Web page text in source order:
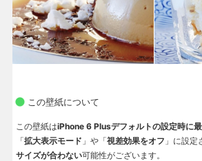
この壁紙について
この壁紙はiPhone 6 Plusデフォルトの設定時に
「拡大表示モード 」や「視差効果をオフ 」に設定
サイズが合わない可能性がございます。